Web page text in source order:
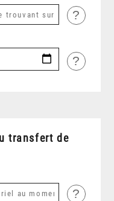
?
?
transfert de
?